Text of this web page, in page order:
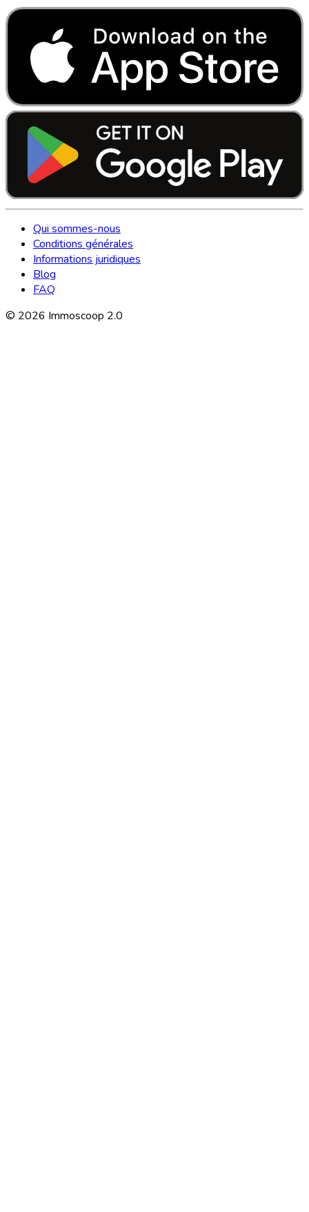
Qui sommes-nous
Conditions générales
Informations juridiques
Blog
FAQ
© 2026 Immoscoop 2.0